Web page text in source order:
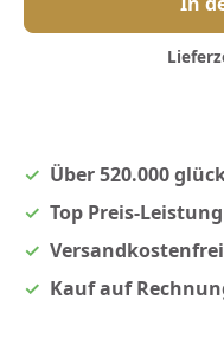
Über 520.000
Top Preis-
Kauf auf